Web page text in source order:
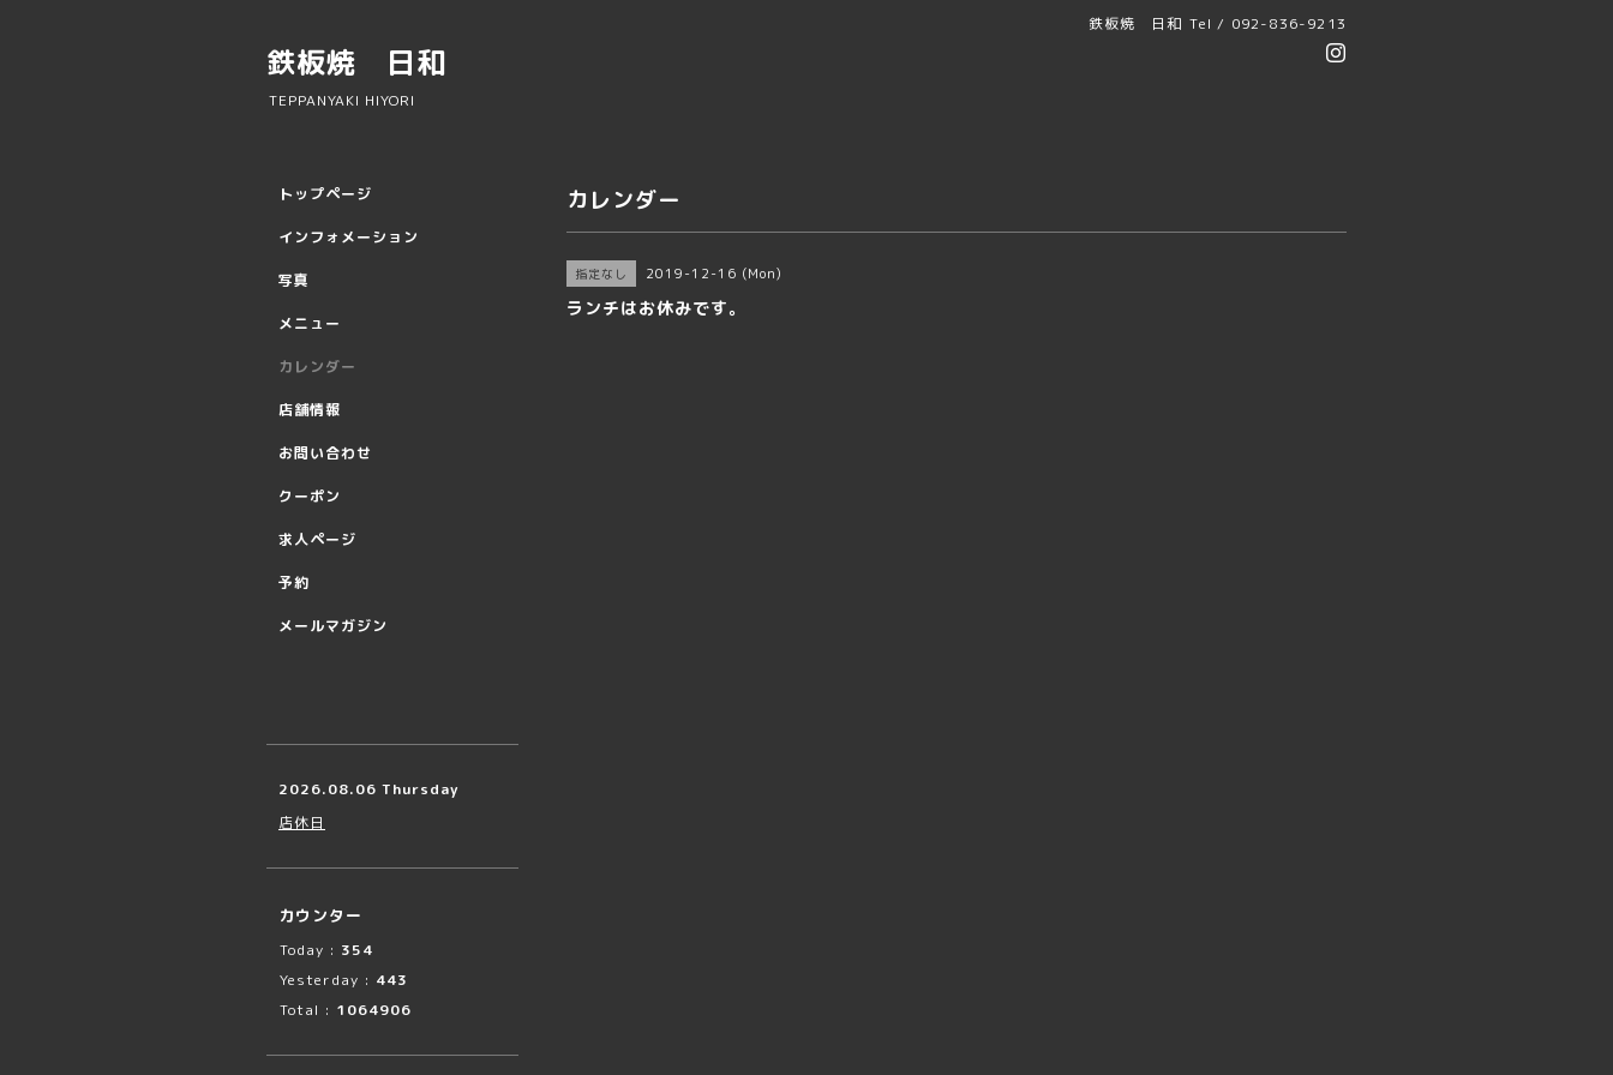
鉄板焼 日和 Tel / 092-836-9213
鉄板焼 日和
TEPPANYAKI HIYORI
カレンダー
指定なし 2019-12-16 (Mon)
ランチはお休みです。
トップページ
インフォメーション
写真
メニュー
カレンダー
店舗情報
お問い合わせ
クーポン
求人ページ
予約
メールマガジン
2026.08.06 Thursday
店休日
カウンター
Today : 354
Yesterday : 443
Total : 1064906